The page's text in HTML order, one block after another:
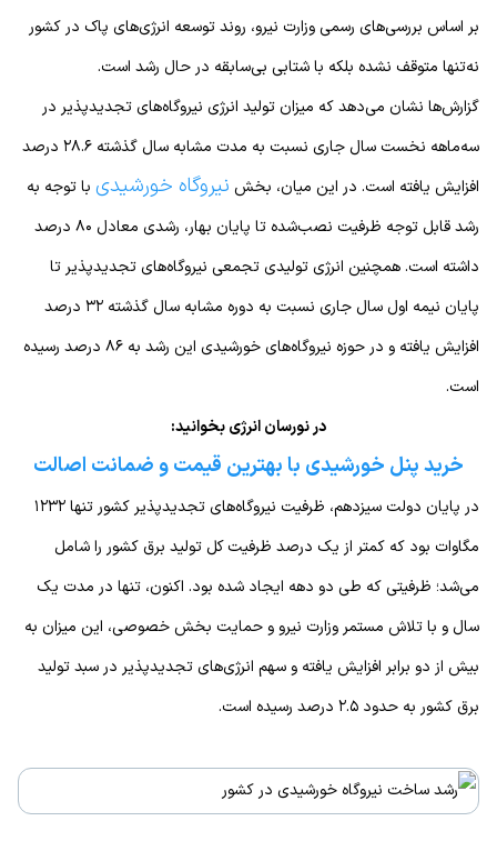
بر اساس بررسی‌های رسمی وزارت نیرو، روند توسعه انرژی‌های پاک در کشور
نه‌تنها متوقف نشده بلکه با شتابی بی‌سابقه در حال رشد است.
گزارش‌ها نشان می‌دهد که میزان تولید انرژی نیروگاه‌های تجدیدپذیر در
سه‌ماهه نخست سال جاری نسبت به مدت مشابه سال گذشته ۲۸.۶ درصد
افزایش یافته است. در این میان، بخش نیروگاه خورشیدی با توجه به
رشد قابل توجه ظرفیت نصب‌شده تا پایان بهار، رشدی معادل ۸۰ درصد
داشته است. همچنین انرژی تولیدی تجمعی نیروگاه‌های تجدیدپذیر تا
پایان نیمه اول سال جاری نسبت به دوره مشابه سال گذشته ۳۲ درصد
افزایش یافته و در حوزه نیروگاه‌های خورشیدی این رشد به ۸۶ درصد رسیده
است.
در نورسان انرژی بخوانید:
خرید پنل خورشیدی با بهترین قیمت و ضمانت اصالت
در پایان دولت سیزدهم، ظرفیت نیروگاه‌های تجدیدپذیر کشور تنها ۱۲۳۲
مگاوات بود که کمتر از یک درصد ظرفیت کل تولید برق کشور را شامل
می‌شد؛ ظرفیتی که طی دو دهه ایجاد شده بود. اکنون، تنها در مدت یک
سال و با تلاش مستمر وزارت نیرو و حمایت بخش خصوصی، این میزان به
بیش از دو برابر افزایش یافته و سهم انرژی‌های تجدیدپذیر در سبد تولید
برق کشور به حدود ۲.۵ درصد رسیده است.